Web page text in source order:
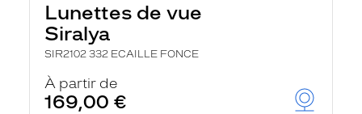
Lunettes de vue
Siralya
SIR2102 332 ECAILLE FONCE
À partir de
169,00 €